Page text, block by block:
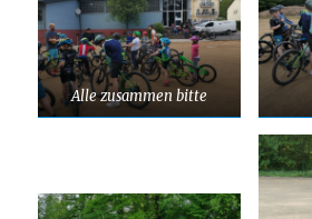
Alle zusammen bitte